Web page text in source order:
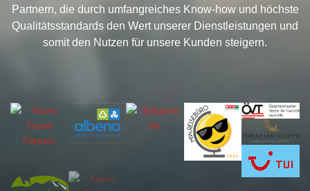
Partnern, die durch umfangreiches Know-how und höchste
Qualitätsstandards den Wert unserer Dienstleistungen und
somit den Nutzen für unsere Kunden steigern.